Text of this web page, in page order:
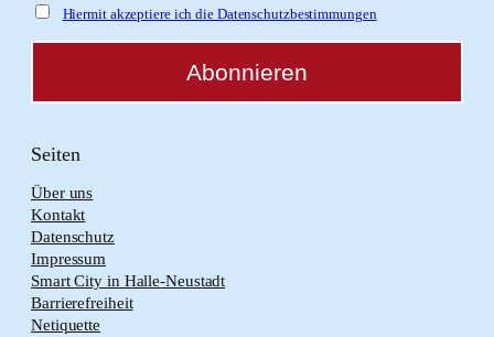
Hiermit akzeptiere ich die Datenschutzbestimmungen
Seiten
Über uns
Kontakt
Datenschutz
Impressum
Smart City in Halle-Neustadt
Barrierefreiheit
Netiquette